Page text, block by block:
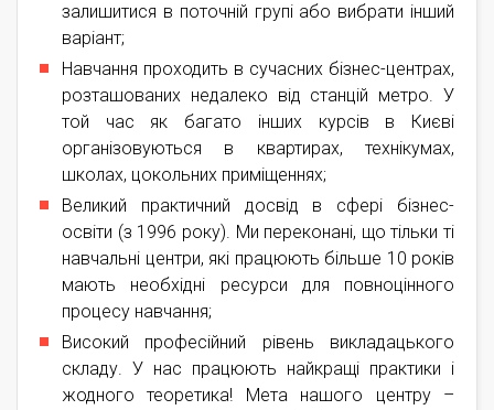
залишитися в поточній групі або вибрати інший
варіант;
Навчання проходить в сучасних бізнес-центрах,
розташованих недалеко від станцій метро. У
той час як багато інших курсів в Києві
організовуються в квартирах, технікумах,
школах, цокольних приміщеннях;
Великий практичний досвід в сфері бізнес-
освіти (з 1996 року). Ми переконані, що тільки ті
навчальні центри, які працюють більше 10 років
мають необхідні ресурси для повноцінного
процесу навчання;
Високий професійний рівень викладацького
складу. У нас працюють найкращі практики і
жодного теоретика! Мета нашого центру –